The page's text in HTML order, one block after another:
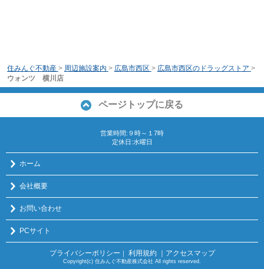
住みんぐ不動産 > 周辺施設案内 > 広島市西区 > 広島市西区のドラッグストア >
ウォンツ 横川店
ページトップに戻る
営業時間:９時～１7時
定休日:水曜日
ホーム
会社概要
お問い合わせ
PCサイト
プライバシーポリシー ｜ 利用規約 ｜アクセスマップ
Copyright(c) 住みんぐ不動産株式会社 All rights reserved.